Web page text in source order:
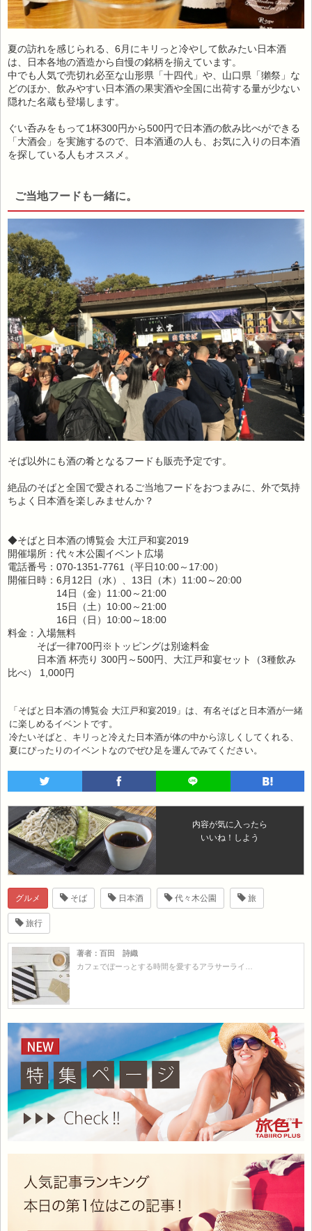
夏の訪れを感じられる、6月にキリっと冷やして飲みたい日本酒
は、日本各地の酒造から自慢の銘柄を揃えています。
中でも人気で売切れ必至な山形県「十四代」や、山口県「獺祭」な
どのほか、飲みやすい日本酒の果実酒や全国に出荷する量が少ない
隠れた名蔵も登場します。
ぐい呑みをもって1杯300円から500円で日本酒の飲み比べができる
「大酒会」を実施するので、日本酒通の人も、お気に入りの日本酒
を探している人もオススメ。
ご当地フードも一緒に。
そば以外にも酒の肴となるフードも販売予定です。
絶品のそばと全国で愛されるご当地フードをおつまみに、外で気持
ちよく日本酒を楽しみませんか？
◆そばと日本酒の博覧会 大江戸和宴2019
開催場所：代々木公園イベント広場
電話番号：070-1351-7761（平日10:00～17:00）
開催日時：6月12日（水）、13日（木）11:00～20:00
14日（金）11:00～21:00
15日（土）10:00～21:00
16日（日）10:00～18:00
料金：入場無料
そば一律700円※トッピングは別途料金
日本酒 杯売り 300円～500円、大江戸和宴セット（3種飲み
比べ） 1,000円
「そばと日本酒の博覧会 大江戸和宴2019」は、有名そばと日本酒が一緒
に楽しめるイベントです。
冷たいそばと、キリっと冷えた日本酒が体の中から涼しくしてくれる、
夏にぴったりのイベントなのでぜひ足を運んでみてください。
内容が気に入ったら
いいね！しよう
グルメ そば 日本酒 代々木公園 旅
旅行
著者：百田 詩織
カフェでぼーっとする時間を愛するアラサーライ…